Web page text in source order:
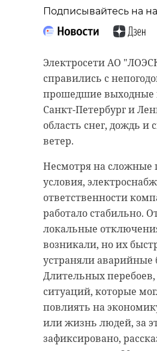
Подписывайтесь на
Электросети АО
справились с
прошедшие выходные
Санкт-Петербург и
область снег, дождь и
ветер.
Несмотря на сложные
условия,
ответственности
работало стабильно.
локальные
возникали, но их
устраняли аварийные
Длительных
ситуаций, которые
повлиять на
или жизнь людей, за
зафиксировано,